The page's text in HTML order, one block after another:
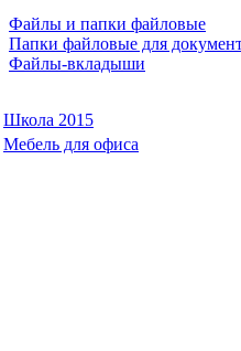
Файлы и папки файловые
Папки файловые для
Файлы-вкладыши
Школа 2015
Мебель для офиса